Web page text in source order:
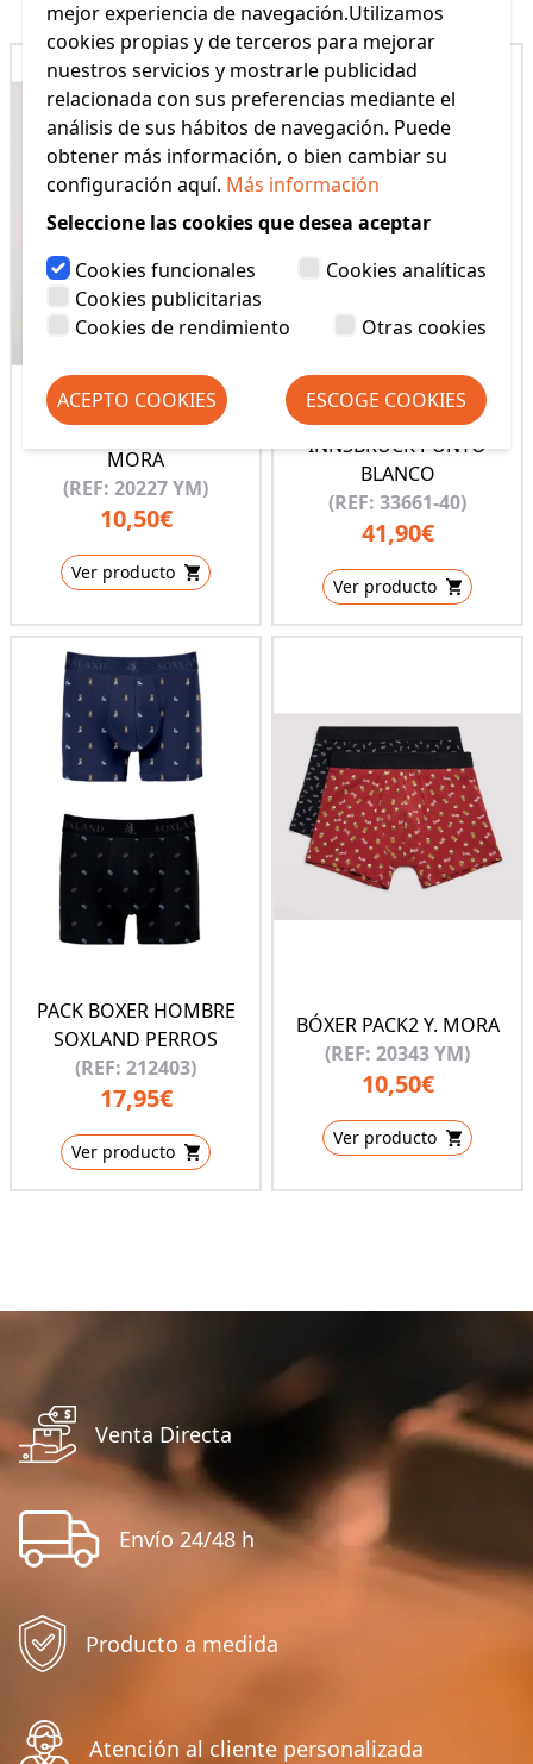
BOXER PACK YSABEL
MORA
(REF: 20227 YM)
10,50€
Ver producto
INNSBRUCK PUNTO
BLANCO
(REF: 33661-40)
41,90€
Ver producto
PACK BOXER HOMBRE
SOXLAND PERROS
(REF: 212403)
17,95€
Ver producto
BÓXER PACK2 Y. MORA
(REF: 20343 YM)
10,50€
Ver producto
Venta Directa
Envío 24/48 h
Producto a medida
Atención al cliente personalizada
mejor experiencia de navegación.Utilizamos
cookies propias y de terceros para mejorar
nuestros servicios y mostrarle publicidad
relacionada con sus preferencias mediante el
análisis de sus hábitos de navegación. Puede
obtener más información, o bien cambiar su
configuración aquí. Más información
Seleccione las cookies que desea aceptar
Cookies funcionales
Cookies analíticas
Cookies publicitarias
Cookies de rendimiento
Otras cookies
ACEPTO COOKIES ESCOGE COOKIES